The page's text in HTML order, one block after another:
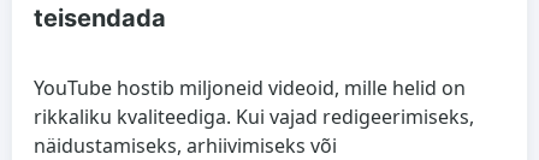
teisendada
YouTube hostib miljoneid videoid, mille helid on
rikkaliku kvaliteediga. Kui vajad redigeerimiseks,
näidustamiseks, arhiivimiseks või